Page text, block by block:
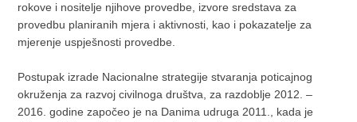
rokove i nositelje njihove provedbe, izvore sredstava za
provedbu planiranih mjera i aktivnosti, kao i pokazatelje za
mjerenje uspješnosti provedbe.
Postupak izrade Nacionalne strategije stvaranja poticajnog
okruženja za razvoj civilnoga društva, za razdoblje 2012. –
2016. godine započeo je na Danima udruga 2011., kada je